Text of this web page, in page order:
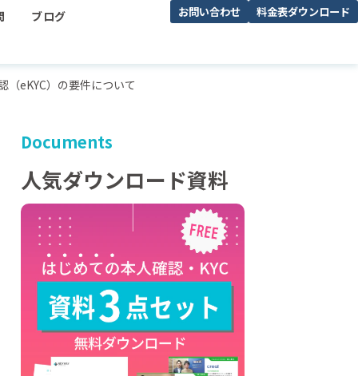
ブログ お問い合わせ 料金表ダウンロード
eKYC）の要件について
Documents
人気ダウンロード資料